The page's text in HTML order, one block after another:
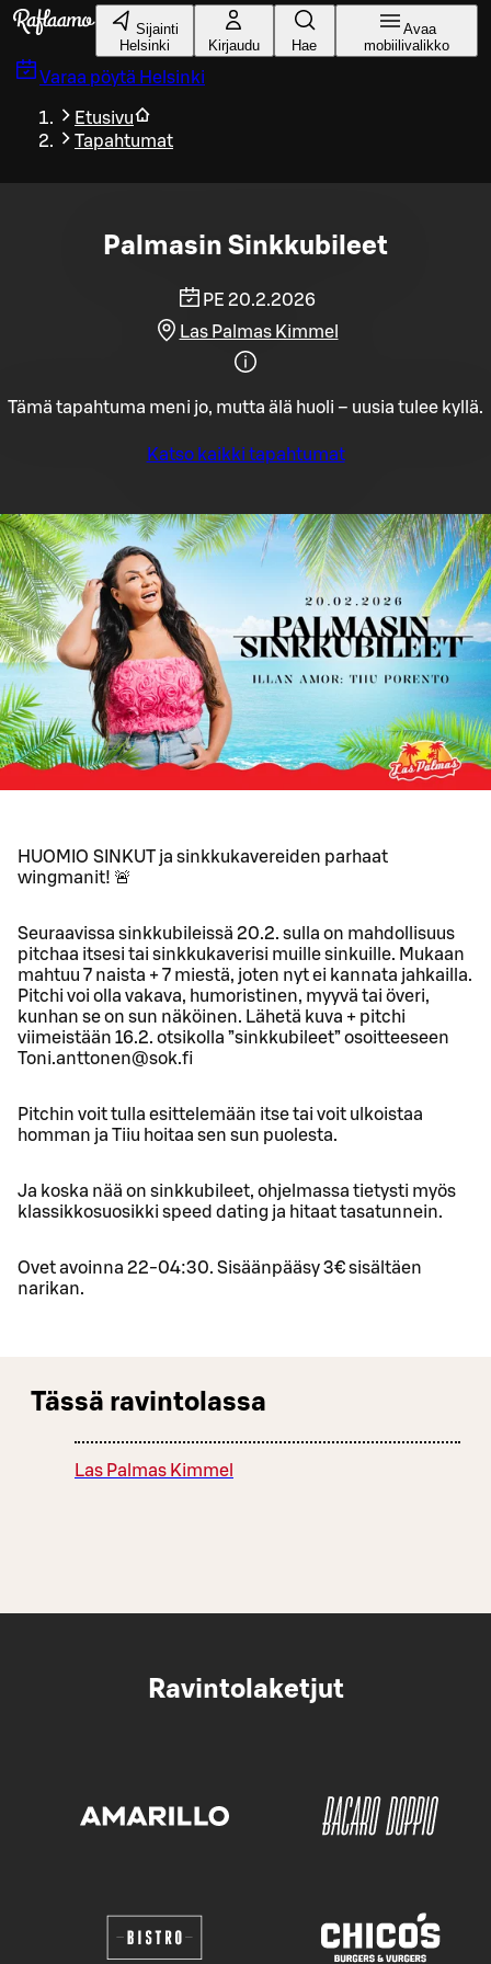
Siirry pääsisältöön
Sijainti
Helsinki
Kirjaudu Hae
Avaa
mobiilivalikko
Varaa pöytä Helsinki
Etusivu
Tapahtumat
Palmasin Sinkkubileet
PE 20.2.2026
Las Palmas Kimmel
Tämä tapahtuma meni jo, mutta älä huoli – uusia tulee kyllä.
Katso kaikki tapahtumat
HUOMIO SINKUT ja sinkkukavereiden parhaat
wingmanit! 🚨
Seuraavissa sinkkubileissä 20.2. sulla on mahdollisuus
pitchaa itsesi tai sinkkukaverisi muille sinkuille. Mukaan
mahtuu 7 naista + 7 miestä, joten nyt ei kannata jahkailla.
Pitchi voi olla vakava, humoristinen, myyvä tai överi,
kunhan se on sun näköinen. Lähetä kuva + pitchi
viimeistään 16.2. otsikolla ”sinkkubileet” osoitteeseen
Toni.anttonen@sok.fi
Pitchin voit tulla esittelemään itse tai voit ulkoistaa
homman ja Tiiu hoitaa sen sun puolesta.
Ja koska nää on sinkkubileet, ohjelmassa tietysti myös
klassikkosuosikki speed dating ja hitaat tasatunnein.
Ovet avoinna 22-04:30. Sisäänpääsy 3€ sisältäen
narikan.
Tässä ravintolassa
Las Palmas Kimmel
Ravintolaketjut